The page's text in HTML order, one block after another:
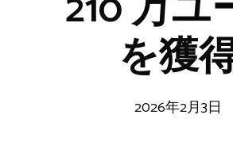
を獲
2026年2月3日